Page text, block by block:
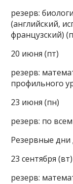
резерв:
(английский,
французский)
20 июня (пт)
резерв:
профильного
23 июня (пн)
резерв: по
Резервные дни
23 сентября (вт)
резерв: